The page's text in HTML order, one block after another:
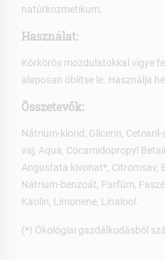
natúrkozmetikum.
Használat:
Körkörös mozdulatokkal vigye
alaposan öblítse le. Használja
Összetevők:
Nátrium-klorid, Glicerin,
vaj, Aqua, Cocamidopropyl
Angustata kivonat*, Citromsav,
Nátrium-benzoát, Parfüm,
Kaolin, Limonene, Linalool.
(*) Ökológiai gazdálkodásból